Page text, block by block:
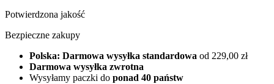
Potwierdzona jakość
Bezpieczne zakupy
Polska: Darmowa wysyłka standardowa od 229,00 zł
Darmowa wysyłka zwrotna
Wysyłamy paczki do ponad 40 państw